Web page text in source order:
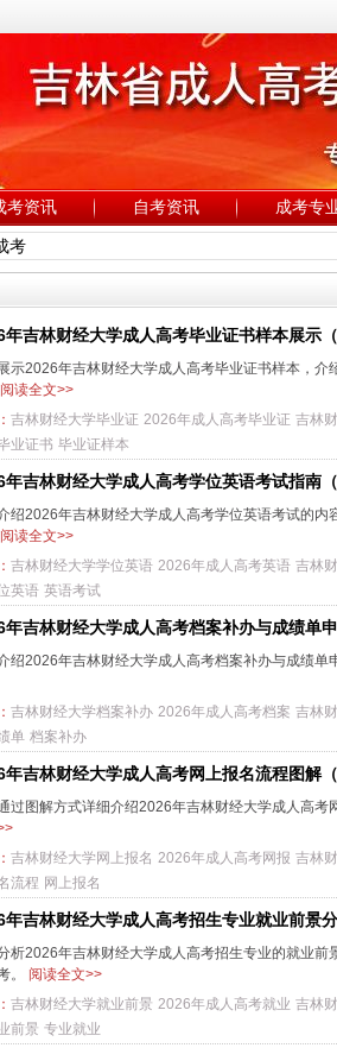
考资讯 自考资讯 成考专
考
年吉林财经大学成人高考毕业证书样本展示
示2026年吉林财经大学成人高考毕业证书样本，
阅读全文>>
吉林财经大学毕业证 2026年成人高考毕业证 吉林
业证书 毕业证样本
年吉林财经大学成人高考学位英语考试指南
绍2026年吉林财经大学成人高考学位英语考试的内
阅读全文>>
吉林财经大学学位英语 2026年成人高考英语 吉林
英语 英语考试
年吉林财经大学成人高考档案补办与成绩单
绍2026年吉林财经大学成人高考档案补办与成绩
吉林财经大学档案补办 2026年成人高考档案 吉林
单 档案补办
年吉林财经大学成人高考网上报名流程图解
过图解方式详细介绍2026年吉林财经大学成人高
吉林财经大学网上报名 2026年成人高考网报 吉林
流程 网上报名
年吉林财经大学成人高考招生专业就业前景
析2026年吉林财经大学成人高考招生专业的就业前
。
阅读全文>>
吉林财经大学就业前景 2026年成人高考就业 吉林
前景 专业就业